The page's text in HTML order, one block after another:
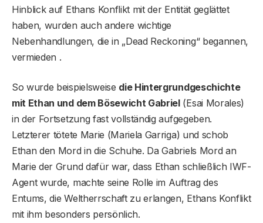
Hinblick auf Ethans Konflikt mit der Entität geglättet
haben, wurden auch andere wichtige
Nebenhandlungen, die in „Dead Reckoning“ begannen,
vermieden .
So wurde beispielsweise die Hintergrundgeschichte
mit Ethan und dem Bösewicht Gabriel(Esai Morales)
in der Fortsetzung fast vollständig aufgegeben.
Letzterer tötete Marie (Mariela Garriga) und schob
Ethan den Mord in die Schuhe. Da Gabriels Mord an
Marie der Grund dafür war, dass Ethan schließlich IWF-
Agent wurde, machte seine Rolle im Auftrag des
Entums, die Weltherrschaft zu erlangen, Ethans Konflikt
mit ihm besonders persönlich.